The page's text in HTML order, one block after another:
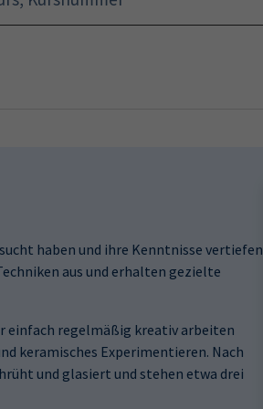
haben und ihre Kenntnisse vertiefen
aus und erhalten gezielte
einfach regelmäßig kreativ arbeiten
keramisches Experimentieren. Nach
und glasiert und stehen etwa drei